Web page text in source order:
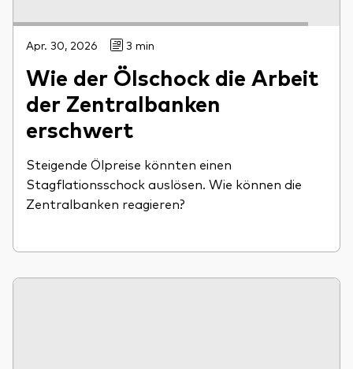
Apr. 30, 2026 3 min
Wie der Ölschock die Arbeit
der Zentralbanken
erschwert
Steigende Ölpreise könnten einen
Stagflationsschock auslösen. Wie können die
Zentralbanken reagieren?